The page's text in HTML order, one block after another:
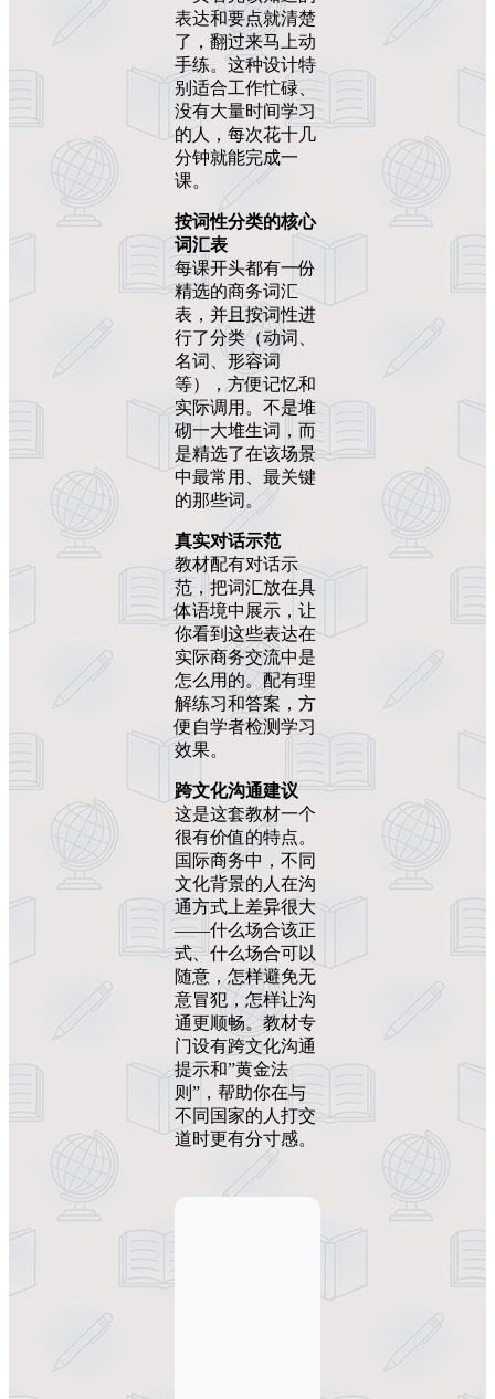
表达和要点就清楚
了，翻过来马上动
手练。这种设计特
别适合工作忙碌、
没有大量时间学习
的人，每次花十几
分钟就能完成一
课。
按词性分类的核心
词汇表
每课开头都有一份
精选的商务词汇
表，并且按词性进
行了分类（动词、
名词、形容词
等），方便记忆和
实际调用。不是堆
砌一大堆生词，而
是精选了在该场景
中最常用、最关键
的那些词。
真实对话示范
教材配有对话示
范，把词汇放在具
体语境中展示，让
你看到这些表达在
实际商务交流中是
怎么用的。配有理
解练习和答案，方
便自学者检测学习
效果。
跨文化沟通建议
这是这套教材一个
很有价值的特点。
国际商务中，不同
文化背景的人在沟
通方式上差异很大
——什么场合该正
式、什么场合可以
随意，怎样避免无
意冒犯，怎样让沟
通更顺畅。教材专
门设有跨文化沟通
提示和”黄金法
则”，帮助你在与
不同国家的人打交
道时更有分寸感。